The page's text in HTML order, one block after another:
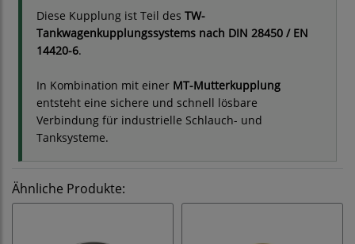
Diese Kupplung ist Teil des TW-
Tankwagenkupplungssystems nach DIN 28450 / EN
14420-6.
In Kombination mit einer MT-Mutterkupplung
entsteht eine sichere und schnell lösbare
Verbindung für industrielle Schlauch- und
Tanksysteme.
Ähnliche Produkte: